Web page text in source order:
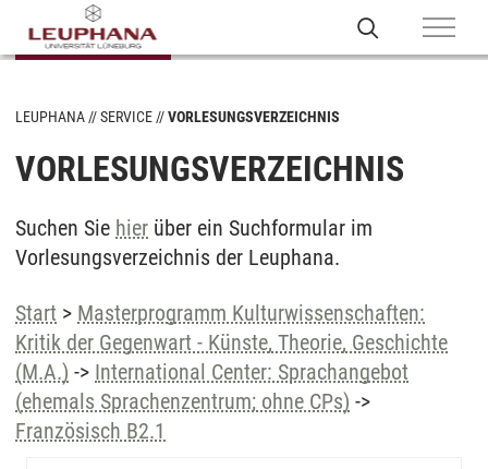
LEUPHANA SERVICE VORLESUNGSVERZEICHNIS
VORLESUNGSVERZEICHNIS
Suchen Sie hier über ein Suchformular im
Vorlesungsverzeichnis der Leuphana.
Start > Masterprogramm Kulturwissenschaften:
Kritik der Gegenwart - Künste, Theorie, Geschichte
(M.A.) -> International Center: Sprachangebot
(ehemals Sprachenzentrum; ohne CPs) ->
Französisch B2.1